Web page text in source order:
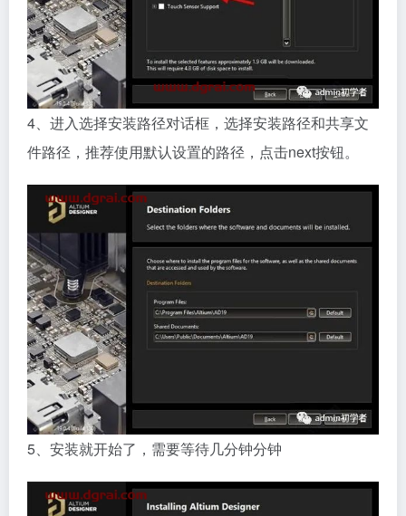
4、进入选择安装路径对话框，选择安装路径和共享文
件路径，推荐使用默认设置的路径，点击next按钮。
5、安装就开始了，需要等待几分钟分钟